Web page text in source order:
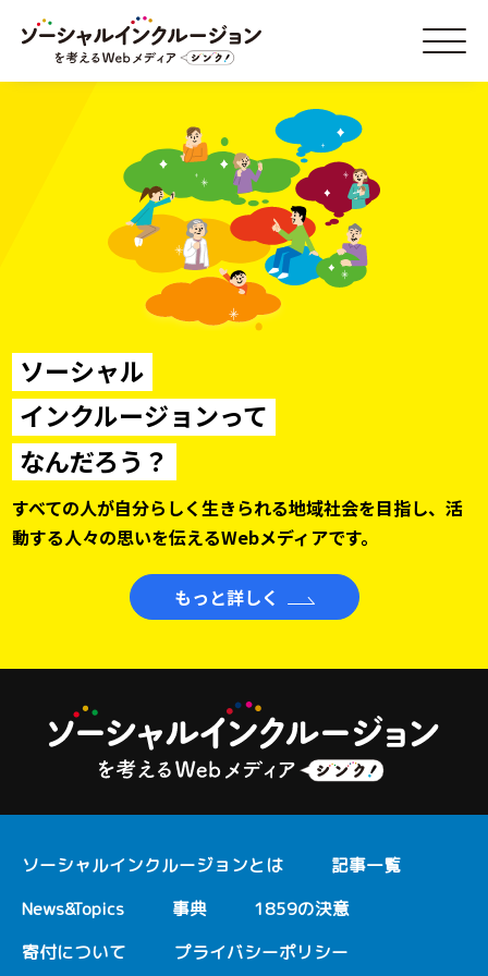
Oops, Post Not Found!
Uh Oh. Something is missing. Try double checking things.
This is the error message in the archive.php template.
This is a widget ready area. Add some and they will appear here.
ソーシャル
インクルージョンって
なんだろう？
すべての人が自分らしく生きられる地域社会を目指し、活
動する人々の思いを伝えるWebメディアです。
もっと詳しく
ソーシャルインクルージョンとは
記事一覧
News&Topics
事典
1859の決意
寄付について
プライバシーポリシー